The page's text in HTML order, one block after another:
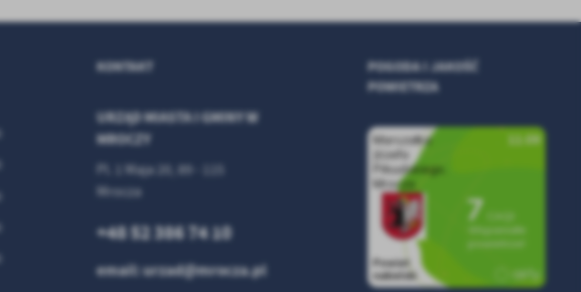
KONTAKT
URZĄD MIASTA I GMINY W
MROCZY
Pl. 1 Maja 20, 89 - 115
Mrocza
+48 52 386 74 10
email: urzad@mrocza.pl
POGODA I JAKOŚĆ
POWIETRZA